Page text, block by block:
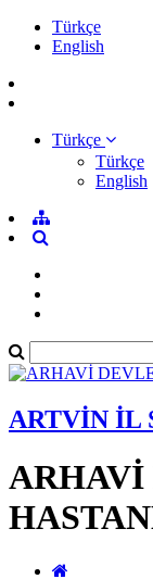
Türkçe
English
Türkçe
Türkçe
English
ARTVİN İL
ARHAVİ